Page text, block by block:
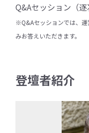
Q&Aセッション（逐
※Q&Aセッションでは、
みお答えいただきます。
登壇者紹介